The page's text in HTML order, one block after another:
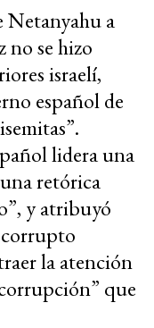
Netanyahu a
no se hizo
israelí,
español de
lidera una
retórica
y atribuyó
la atención
que